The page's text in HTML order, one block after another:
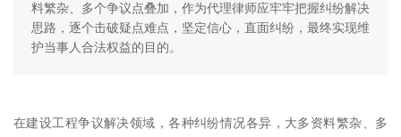
料繁杂、多个争议点叠加，作为代理律师应牢牢把握纠纷解决
思路，逐个击破疑点难点，坚定信心，直面纠纷，最终实现维
护当事人合法权益的目的。
在建设工程争议解决领域，各种纠纷情况各异，大多资料繁杂、多